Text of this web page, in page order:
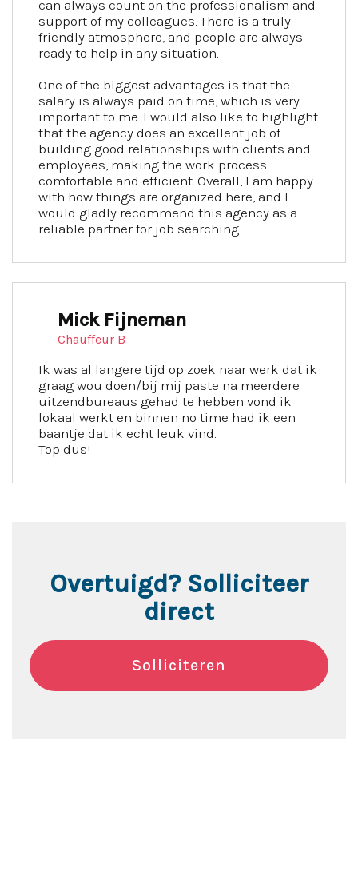
can always count on the professionalism and
support of my colleagues. There is a truly
friendly atmosphere, and people are always
ready to help in any situation.
One of the biggest advantages is that the
salary is always paid on time, which is very
important to me. I would also like to highlight
that the agency does an excellent job of
building good relationships with clients and
employees, making the work process
comfortable and efficient. Overall, I am happy
with how things are organized here, and I
would gladly recommend this agency as a
reliable partner for job searching
Mick Fijneman
Chauffeur B
Ik was al langere tijd op zoek naar werk dat ik
graag wou doen/bij mij paste na meerdere
uitzendbureaus gehad te hebben vond ik
lokaal werkt en binnen no time had ik een
baantje dat ik echt leuk vind.
Top dus!
Overtuigd? Solliciteer
direct
Solliciteren